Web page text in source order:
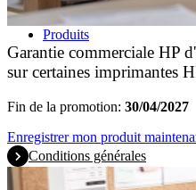
Produits
Garantie commerciale HP
sur certaines imprimantes
Fin de la promotion: 30/04/2027
Enregistrer mon produit
Conditions générales